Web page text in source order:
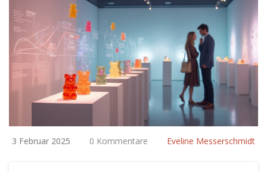
3 Februar 2025 0 Kommentare Eveline Messerschmidt